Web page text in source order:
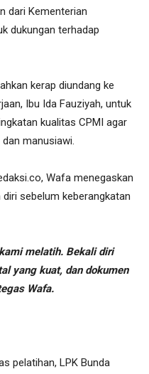
dari Kementerian
dukungan terhadap
kerap diundang ke
Ibu Ida Fauziyah, untuk
kualitas CPMI agar
manusiawi.
Wafa menegaskan
sebelum keberangkatan
melatih. Bekali diri
yang kuat, dan dokumen
Wafa.
pelatihan, LPK Bunda